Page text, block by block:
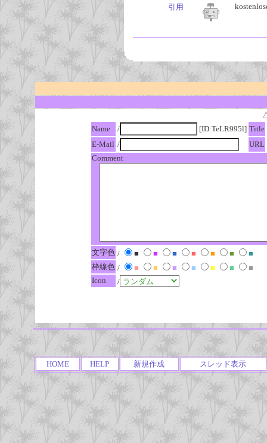
引用
Name
/ [ID:TeLR995l] Title
E-Mail / URL
Comment
文字色 / ■ ■ ■ ■ ■ ■
■
枠線色 / ■ ■ ■ ■ ■ ■
■
Icon
/
HOME HELP 新規作成 スレッド表示